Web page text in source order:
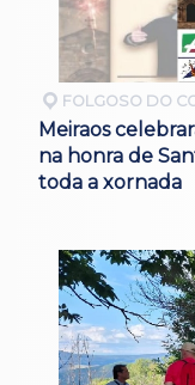
FOLGOSO DO
Meiraos
na honra de
toda a xornada